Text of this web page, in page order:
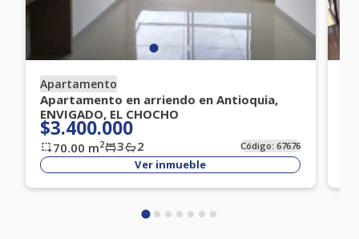
Apartamento
Apartamento en arriendo en Antioquia,
ENVIGADO, EL CHOCHO
$3.400.000
70.00 m2 3 2 Código:67676
Ver inmueble